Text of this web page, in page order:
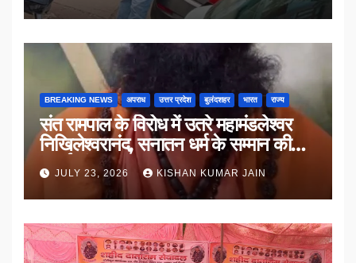
BREAKING NEWS अपराध उत्तर प्रदेश बुलंदशहर भारत राज्य
संत रामपाल के विरोध में उतरे महामंडलेश्वर
निखिलेश्वरानंद, सनातन धर्म के सम्मान की
उठाई मांग
JULY 23, 2026 KISHAN KUMAR JAIN